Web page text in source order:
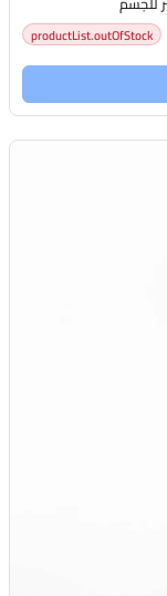
productList.outOfStock